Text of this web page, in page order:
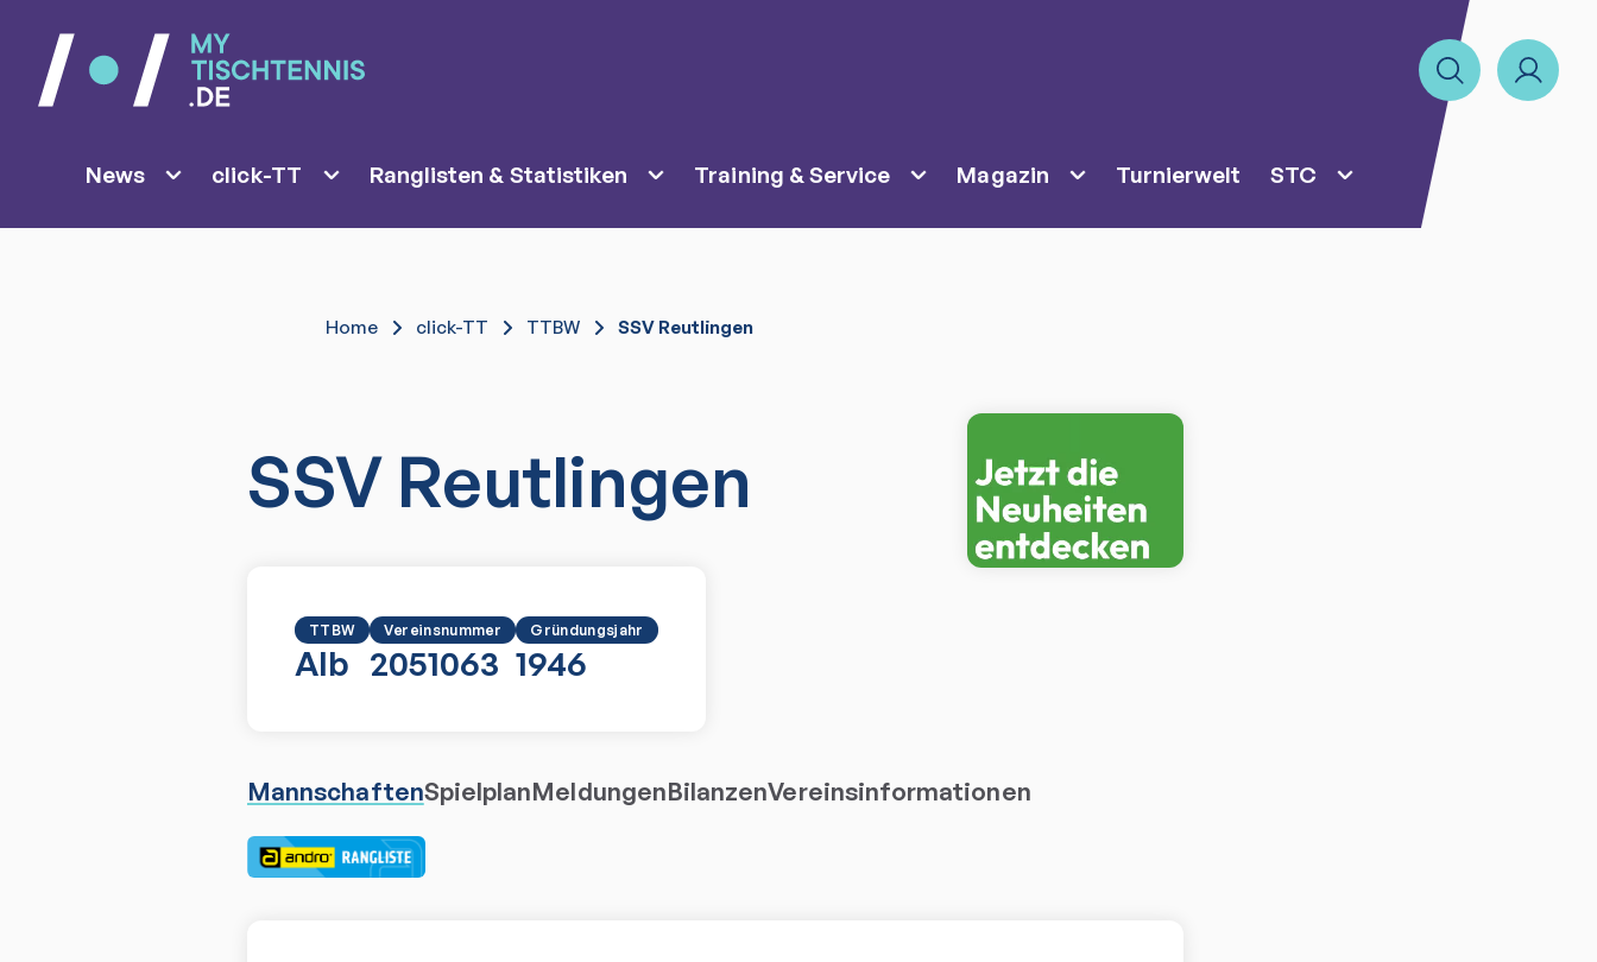
News click-TT Ranglisten & Statistiken Training & Service Magazin Turnierwelt STC
Home click-TT TTBW SSV Reutlingen
SSV Reutlingen
TTBW
Alb
Vereinsnummer
2051063
Gründungsjahr
1946
MannschaftenSpielplanMeldungenBilanzenVereinsinformationen